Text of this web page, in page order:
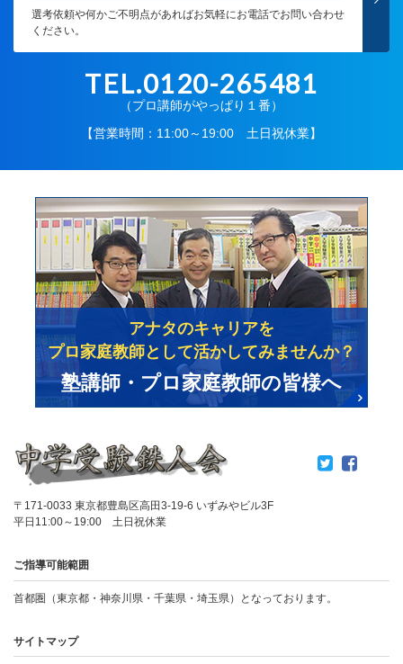
選考依頼や何かご不明点があればお気軽にお電話でお問い合わせ
ください。
TEL.0120-265481
（プロ講師がやっぱり１番）
【営業時間：11:00～19:00 土日祝休業】
〒171-0033 東京都豊島区高田3-19-6 いずみやビル3F
平日11:00～19:00 土日祝休業
ご指導可能範囲
首都圏（東京都・神奈川県・千葉県・埼玉県）となっております。
サイトマップ
アナタのキャリアを
プロ家庭教師として活かしてみませんか？
塾講師・プロ家庭教師の皆様へ